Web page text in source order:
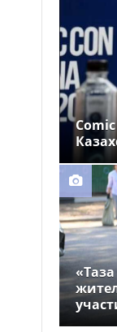
14:00
самые
12:55
какие
выделили
грантов